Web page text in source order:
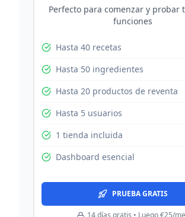
Perfecto para comenzar y probar
funciones
Hasta 40 recetas
Hasta 50 ingredientes
Hasta 20 productos de reventa
Hasta 5 usuarios
1 tienda incluida
Dashboard esencial
PRUEBA GRATIS
14 días gratis • Luego €25/